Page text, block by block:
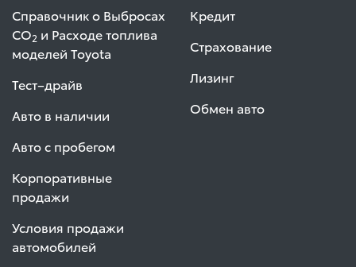
Справочник о Выбросах
СО2 и Расходе топлива
моделей Toyota
Тест–драйв
Авто в наличии
Авто с пробегом
Корпоративные
продажи
Условия продажи
автомобилей
Кредит
Страхование
Лизинг
Обмен авто